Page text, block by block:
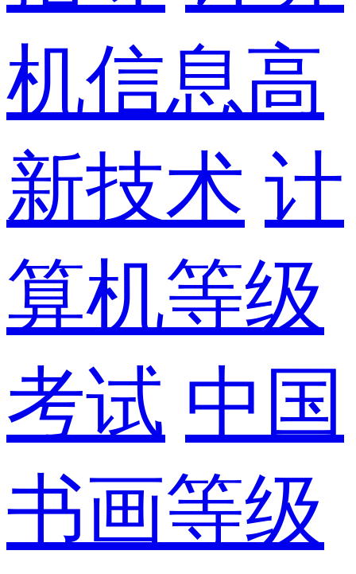
机信息高
新技术 计
算机等级
考试 中国
书画等级